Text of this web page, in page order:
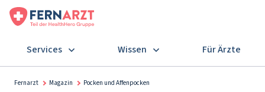
Services Wissen Für Ärzte
Fernarzt Magazin Pocken und Affenpocken